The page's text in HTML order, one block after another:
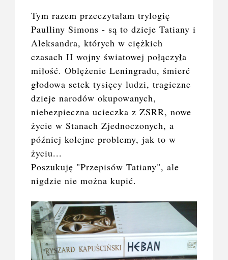
Tym razem przeczytałam trylogię
Paulliny Simons - są to dzieje Tatiany i
Aleksandra, których w ciężkich
czasach II wojny światowej połączyła
miłość. Oblężenie Leningradu, śmierć
głodowa setek tysięcy ludzi, tragiczne
dzieje narodów okupowanych,
niebezpieczna ucieczka z ZSRR, nowe
życie w Stanach Zjednoczonych, a
później kolejne problemy, jak to w
życiu...
Poszukuję "Przepisów Tatiany", ale
nigdzie nie można kupić.